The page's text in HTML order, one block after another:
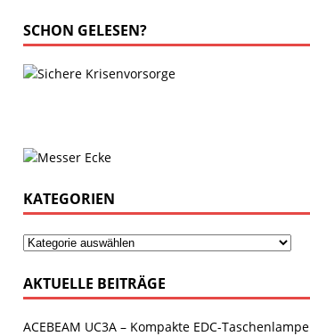
SCHON GELESEN?
KATEGORIEN
AKTUELLE BEITRÄGE
ACEBEAM UC3A – Kompakte EDC-Taschenlampe